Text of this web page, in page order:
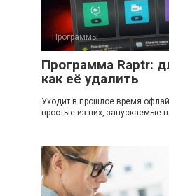
Программы
Программа Raptr:
как её удалить
Уходит в прошлое время
простые из них, запускаемые